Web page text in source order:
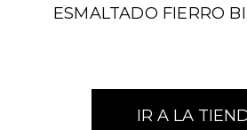
ESMALTADO FIERRO
IR A LA